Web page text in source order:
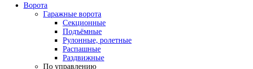
Ворота
Гаражные ворота
Секционные
Подъёмные
Рулонные, ролетные
Распашные
Раздвижные
По управлению